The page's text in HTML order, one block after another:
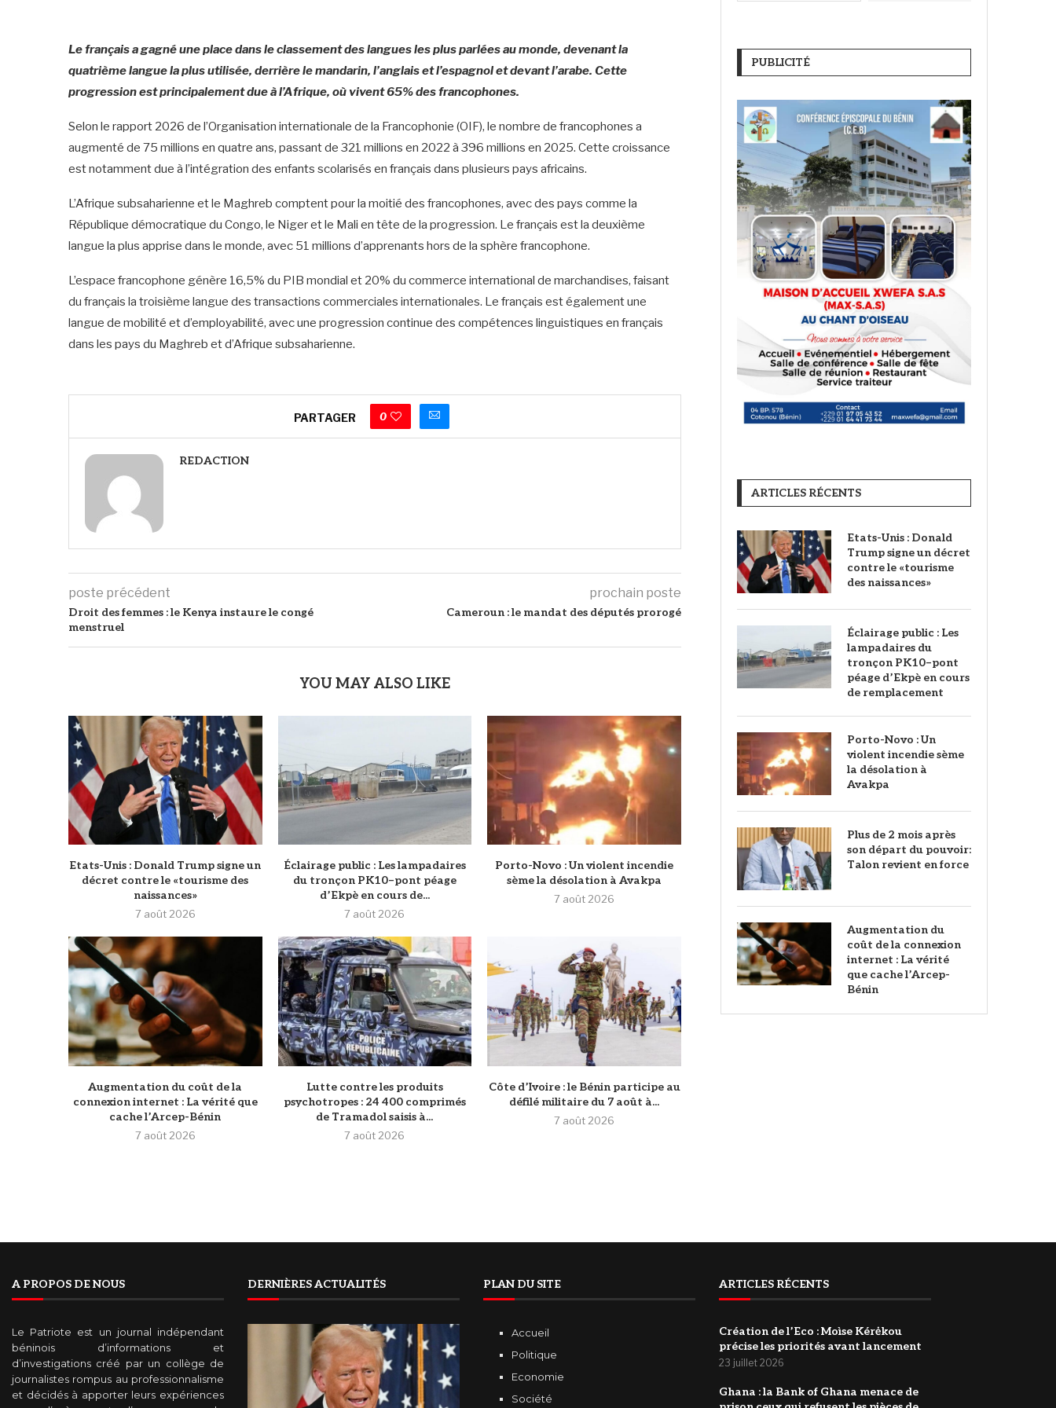
‎Le français a gagné une place dans le classement des langues les plus parlées au monde, devenant la
quatrième langue la plus utilisée, derrière le mandarin, l’anglais et l’espagnol et devant l’arabe. Cette
progression est principalement due à l’Afrique, où vivent 65% des francophones.
‎Selon le rapport 2026 de l’Organisation internationale de la Francophonie (OIF), le nombre de francophones a
augmenté de 75 millions en quatre ans, passant de 321 millions en 2022 à 396 millions en 2025. Cette croissance
est notamment due à l’intégration des enfants scolarisés en français dans plusieurs pays africains.
‎L’Afrique subsaharienne et le Maghreb comptent pour la moitié des francophones, avec des pays comme la
République démocratique du Congo, le Niger et le Mali en tête de la progression. Le français est la deuxième
langue la plus apprise dans le monde, avec 51 millions d’apprenants hors de la sphère francophone.
‎L’espace francophone génère 16,5% du PIB mondial et 20% du commerce international de marchandises, faisant
du français la troisième langue des transactions commerciales internationales. Le français est également une
langue de mobilité et d’employabilité, avec une progression continue des compétences linguistiques en français
dans les pays du Maghreb et d’Afrique subsaharienne.
PARTAGER 0
REDACTION
poste précédent
‎Droit des femmes : le Kenya instaure le congé
menstruel
prochain poste
Cameroun : le mandat des députés prorogé
YOU MAY ALSO LIKE
Etats-Unis : Donald Trump signe un
décret contre le «tourisme des
naissances»
7 août 2026
‎Éclairage public : Les lampadaires
du tronçon PK10–pont péage
d’Ekpè en cours de...
7 août 2026
Porto-Novo : Un violent incendie
sème la désolation à Avakpa
7 août 2026
Augmentation du coût de la
connexion internet : La vérité que
cache l’Arcep-Bénin
7 août 2026
Lutte contre les produits
psychotropes : 24 400 comprimés
de Tramadol saisis à...
7 août 2026
Côte d’Ivoire : le Bénin participe au
défilé militaire du 7 août à...
7 août 2026
PUBLICITÉ
ARTICLES RÉCENTS
Etats-Unis : Donald
Trump signe un décret
contre le «tourisme
des naissances»
‎Éclairage public : Les
lampadaires du
tronçon PK10–pont
péage d’Ekpè en cours
de remplacement
Porto-Novo : Un
violent incendie sème
la désolation à
Avakpa
Plus de 2 mois après
son départ du pouvoir:
Talon revient en force
Augmentation du
coût de la connexion
internet : La vérité
que cache l’Arcep-
Bénin
A PROPOS DE NOUS
Le Patriote est un journal indépendant
béninois d’informations et
d’investigations créé par un collège de
journalistes rompus au professionnalisme
et décidés à apporter leurs expériences
DERNIÈRES ACTUALITÉS PLAN DU SITE
Accueil
Politique
Economie
Société
ARTICLES RÉCENTS
Création de l’Eco : Moìse Kérėkou
précise les priorités avant lancement
23 juillet 2026
‎Ghana : la Bank of Ghana menace de